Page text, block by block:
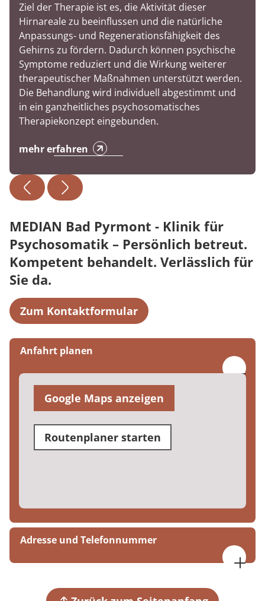
Ziel der Therapie ist es, die Aktivität dieser
Hirnareale zu beeinflussen und die natürliche
Anpassungs- und Regenerationsfähigkeit des
Gehirns zu fördern. Dadurch können psychische
Symptome reduziert und die Wirkung weiterer
therapeutischer Maßnahmen unterstützt werden.
Die Behandlung wird individuell abgestimmt und
in ein ganzheitliches psychosomatisches
Therapiekonzept eingebunden.
mehr erfahren
MEDIAN Bad Pyrmont - Klinik für
Psychosomatik – Persönlich betreut.
Kompetent behandelt. Verlässlich für
Sie da.
Zum Kontaktformular
Anfahrt planen
Google Maps anzeigen
Routenplaner starten
Adresse und Telefonnummer
31812 Bad Pyrmont